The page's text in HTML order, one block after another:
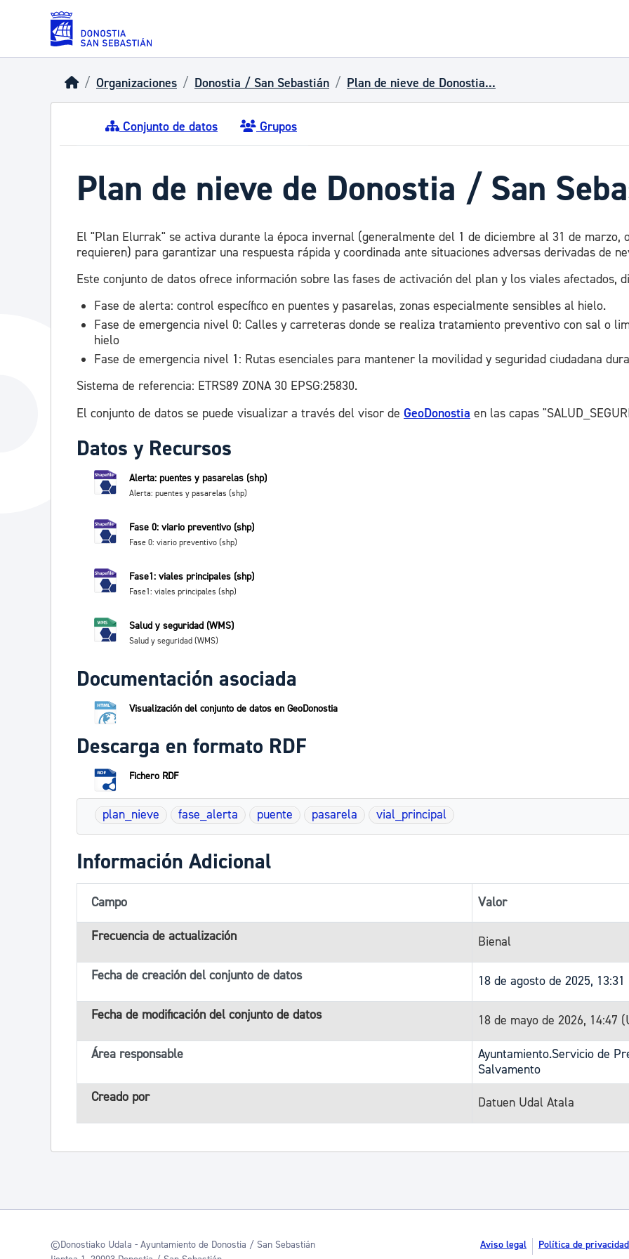
Skip to main content
Organizaciones Donostia / San Sebastián Plan de nieve de Donostia...
Conjunto de datos Grupos
Plan de nieve de Donostia / San
El "Plan Elurrak" se activa durante la época invernal (generalmente del 1 de diciembre al 31 de marzo,
requieren) para garantizar una respuesta rápida y coordinada ante situaciones adversas derivadas de
Este conjunto de datos ofrece información sobre las fases de activación del plan y los viales afectados,
Fase de alerta: control específico en puentes y pasarelas, zonas especialmente sensibles al hielo.
Fase de emergencia nivel 0: Calles y carreteras donde se realiza tratamiento preventivo con sal o
hielo
Fase de emergencia nivel 1: Rutas esenciales para mantener la movilidad y seguridad ciudadana
Sistema de referencia: ETRS89 ZONA 30 EPSG:25830.
El conjunto de datos se puede visualizar a través del visor de GeoDonostia en las capas
Datos y Recursos
Alerta: puentes y pasarelas (shp)
Alerta: puentes y pasarelas (shp)
Fase 0: viario preventivo (shp)
Fase 0: viario preventivo (shp)
Fase1: viales principales (shp)
Fase1: viales principales (shp)
Salud y seguridad (WMS)
Salud y seguridad (WMS)
Documentación asociada
Visualización del conjunto de datos en GeoDonostia
Descarga en formato RDF
Fichero RDF
plan_nieve fase_alerta puente pasarela vial_principal
Información Adicional
Campo Valor
Frecuencia de actualización Bienal
Fecha de creación del conjunto de datos 18 de agosto de 2025, 13:31
Fecha de modificación del conjunto de datos 18 de mayo de 2026, 14:47
Área responsable
Ayuntamiento.Servicio de
Salvamento
Creado por
Datuen Udal Atala
©Donostiako Udala - Ayuntamiento de Donostia / San Sebastián
Aviso legal Política de privacidad